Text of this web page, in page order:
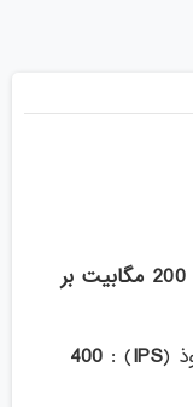
200 مگابیت بر
(
IPS
) :
400